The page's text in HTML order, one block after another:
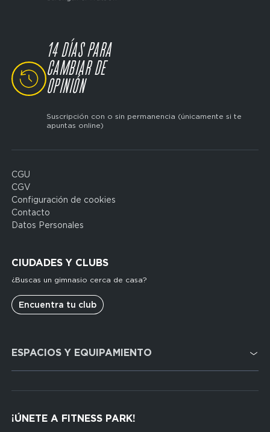
SVG
14 DÍAS PARA
CAMBIAR DE
OPINIÓN
Suscripción con o sin permanencia (únicamente si te
apuntas online)
Domain
menu
for
FP
Espagne
CGU
CGV
Configuración de cookies
Contacto
Datos Personales
CIUDADES Y CLUBS
¿Buscas un gimnasio cerca de casa?
Encuentra tu club
menu
for
Espagne
ESPACIOS Y EQUIPAMIENTO
Musculación
¡ÚNETE A FITNESS PARK!